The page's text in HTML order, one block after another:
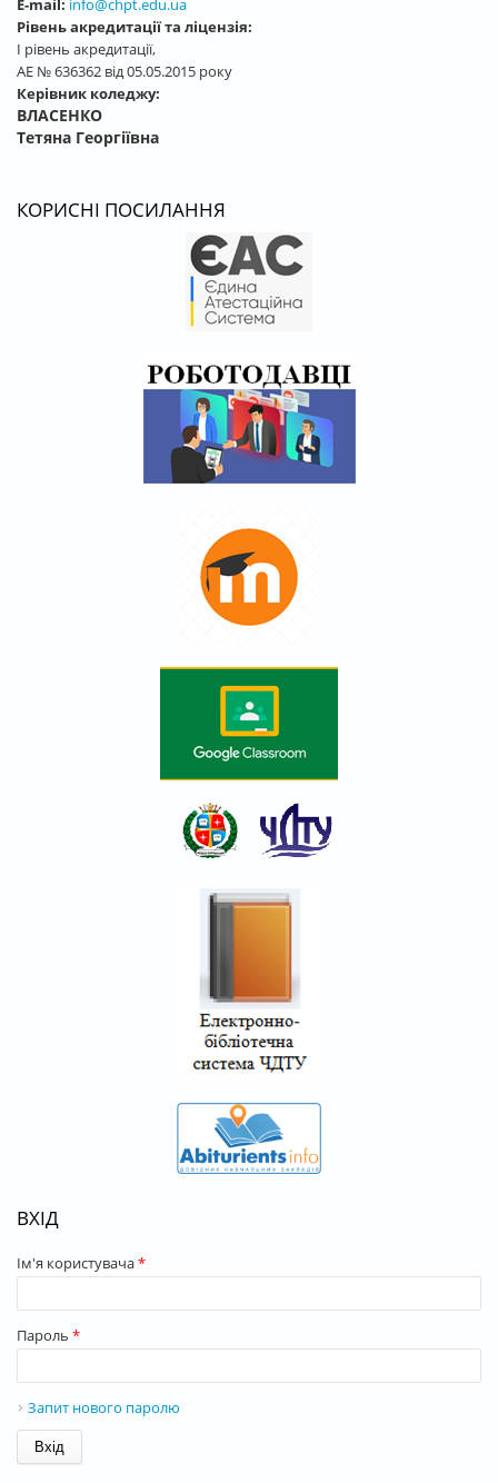
E-mail: info@chpt.edu.ua
Рівень акредитації та ліцензія:
І рівень акредитації,
АЕ № 636362 від 05.05.2015 року
Керівник коледжу:
ВЛАСЕНКО
Тетяна Георгіївна
КОРИСНІ ПОСИЛАННЯ
ВХІД
Ім'я користувача*
Пароль *
Запит нового паролю